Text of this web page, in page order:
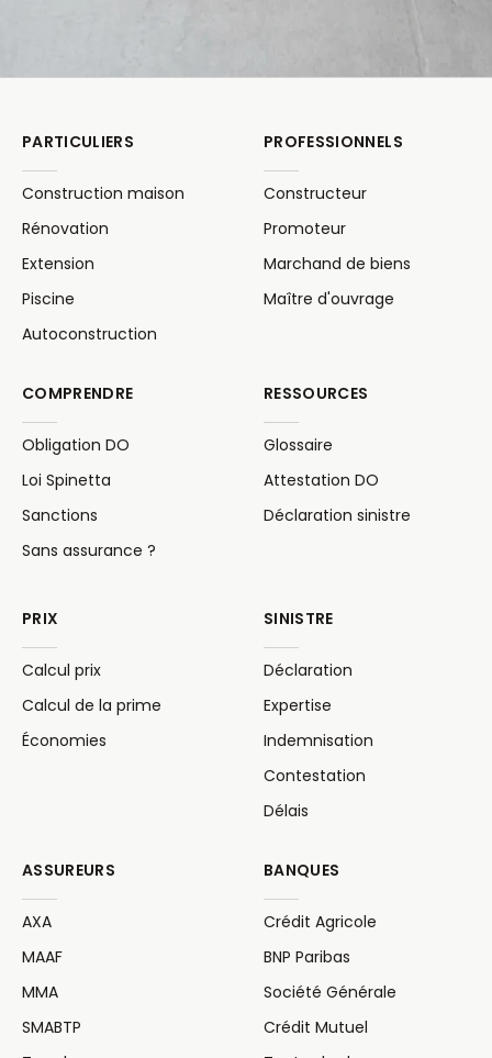
PARTICULIERS
Construction maison
Rénovation
Extension
Piscine
Autoconstruction
PROFESSIONNELS
Constructeur
Promoteur
Marchand de biens
Maître d'ouvrage
COMPRENDRE
Obligation DO
Loi Spinetta
Sanctions
Sans assurance ?
RESSOURCES
Glossaire
Attestation DO
Déclaration sinistre
PRIX
Calcul prix
Calcul de la prime
Économies
SINISTRE
Déclaration
Expertise
Indemnisation
Contestation
Délais
ASSUREURS
AXA
MAAF
MMA
SMABTP
BANQUES
Crédit Agricole
BNP Paribas
Société Générale
Crédit Mutuel